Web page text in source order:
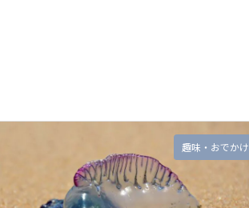
趣味・おでかけ